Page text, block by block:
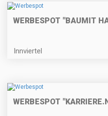
WERBESPOT "BAUMIT
Innviertel
WERBESPOT